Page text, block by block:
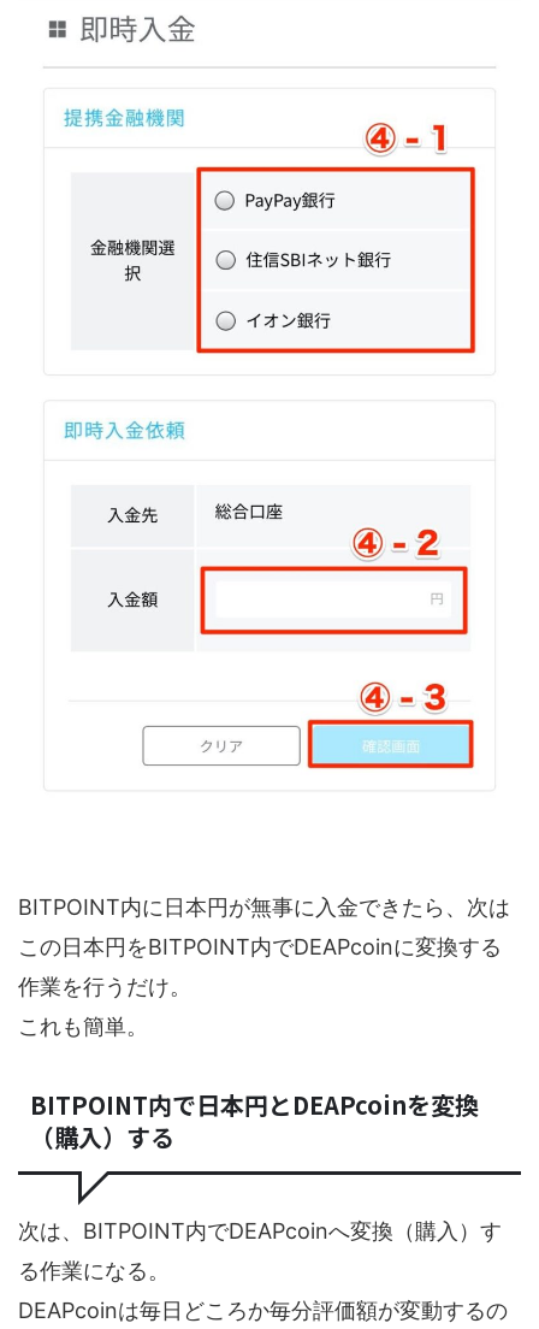
BITPOINT内に日本円が無事に入金できたら、次は
この日本円をBITPOINT内でDEAPcoinに変換する
作業を行うだけ。
これも簡単。
BITPOINT内で日本円とDEAPcoinを変換
（購入）する
次は、BITPOINT内でDEAPcoinへ変換（購入）す
る作業になる。
DEAPcoinは毎日どころか毎分評価額が変動するの